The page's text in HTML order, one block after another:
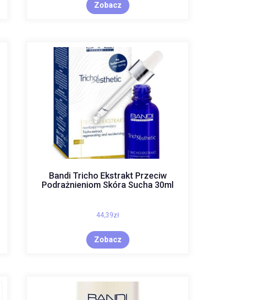
Zobacz
Bandi Tricho Ekstrakt Przeciw
Podrażnieniom Skóra Sucha 30ml
44,39zł
Zobacz